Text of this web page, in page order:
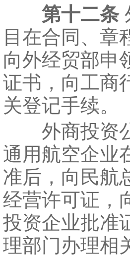
第十二条
目在合同、章
向外经贸部申
证书，向工商
关登记手续。
外商投资公
通用航空企业
准后，向民航
经营许可证，
投资企业批准
理部门办理相